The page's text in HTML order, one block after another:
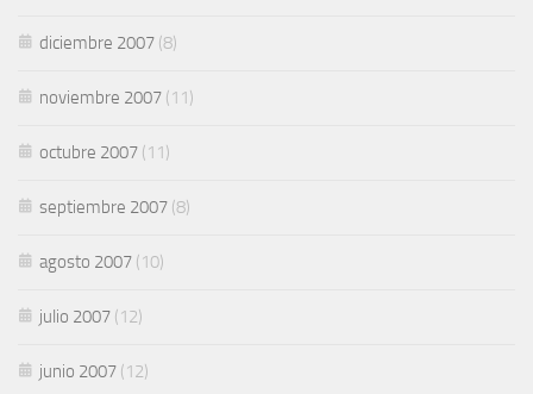
diciembre 2007 (8)
noviembre 2007 (11)
octubre 2007 (11)
septiembre 2007 (8)
agosto 2007 (10)
julio 2007 (12)
junio 2007 (12)